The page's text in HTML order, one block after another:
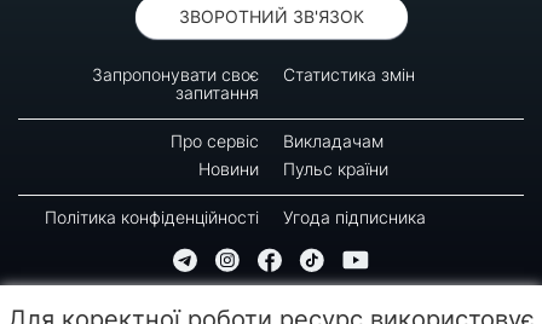
ЗВОРОТНИЙ ЗВ'ЯЗОК
Запропонувати своє
запитання
Статистика змін
Про сервіс
Викладачам
Новини
Пульс країни
Політика конфіденційності Угода підписника